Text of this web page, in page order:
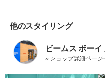
他のスタイリング
ビームス ボーイ
» ショップ詳細ページ